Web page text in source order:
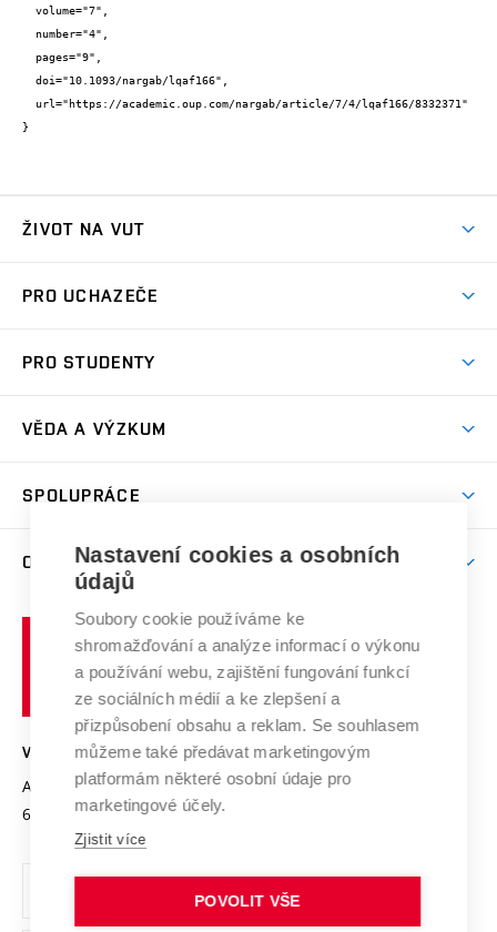
}
ŽIVOT NA VUT
Koleje
Sport na VUT
PRO UCHAZEČE
Dny otevřených dveří
Celoživotní vzdělávání
E-přihláška
PRO STUDENTY
Harmonogram akademického roku
Závěrečné práce
Doktorské studium
Zpracování osobních údajů studentů
Sociální bezpečí
Studium bez bariér
Podpora podnikání
VĚDA A VÝZKUM
Mezinárodní vědecká rada
Systém zajišťování kvality výzkumu
Výzkumné infrastruktury
Transfer znalostí
Open Science
Projekty
Projekty ze strukturálních fondů
Specifický výzkum
SPOLUPRÁCE
Firemní spolupráce
Zahraniční spolupráce
Spolupráce se školami
Mezinárodní dohody
Univerzitní sítě
O UNIVERZITĚ
Profil univerzity
Udržitelná univerzita
Podnikavá univerzita / ContriBUTe
Bezpečná univerzita
Vyznamenání
Organizační struktura
Ochrana osobních údajů
učení
technické
Brně
VYSOKÉ UČENÍ TECHNICKÉ V BRNĚ
Antonínská 548/1
602 00 Brno
www.vut.cz
vut@vutbr.cz
Nastavení cookies a osobních
údajů
Soubory cookie používáme ke
shromažďování a analýze informací o výkonu
a používání webu, zajištění fungování funkcí
ze sociálních médií a ke zlepšení a
přizpůsobení obsahu a reklam. Se souhlasem
můžeme také předávat marketingovým
platformám některé osobní údaje pro
marketingové účely.
Zjistit více
POVOLIT VŠE